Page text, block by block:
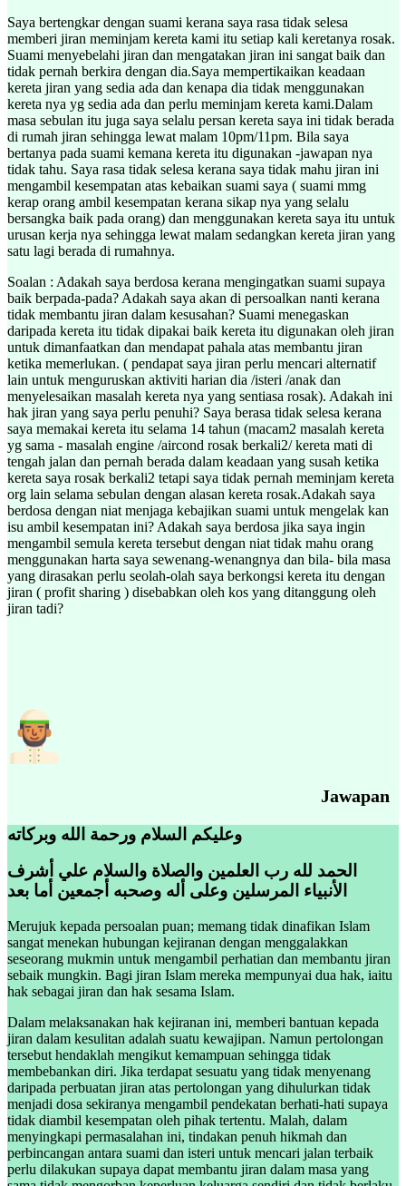
Saya bertengkar dengan suami kerana saya rasa tidak selesa
memberi jiran meminjam kereta kami itu setiap kali keretanya rosak.
Suami menyebelahi jiran dan mengatakan jiran ini sangat baik dan
tidak pernah berkira dengan dia.Saya mempertikaikan keadaan
kereta jiran yang sedia ada dan kenapa dia tidak menggunakan
kereta nya yg sedia ada dan perlu meminjam kereta kami.Dalam
masa sebulan itu juga saya selalu persan kereta saya ini tidak berada
di rumah jiran sehingga lewat malam 10pm/11pm. Bila saya
bertanya pada suami kemana kereta itu digunakan -jawapan nya
tidak tahu. Saya rasa tidak selesa kerana saya tidak mahu jiran ini
mengambil kesempatan atas kebaikan suami saya ( suami mmg
kerap orang ambil kesempatan kerana sikap nya yang selalu
bersangka baik pada orang) dan menggunakan kereta saya itu untuk
urusan kerja nya sehingga lewat malam sedangkan kereta jiran yang
satu lagi berada di rumahnya.
Soalan : Adakah saya berdosa kerana mengingatkan suami supaya
baik berpada-pada? Adakah saya akan di persoalkan nanti kerana
tidak membantu jiran dalam kesusahan? Suami menegaskan
daripada kereta itu tidak dipakai baik kereta itu digunakan oleh jiran
untuk dimanfaatkan dan mendapat pahala atas membantu jiran
ketika memerlukan. ( pendapat saya jiran perlu mencari alternatif
lain untuk menguruskan aktiviti harian dia /isteri /anak dan
menyelesaikan masalah kereta nya yang sentiasa rosak). Adakah ini
hak jiran yang saya perlu penuhi? Saya berasa tidak selesa kerana
saya memakai kereta itu selama 14 tahun (macam2 masalah kereta
yg sama - masalah engine /aircond rosak berkali2/ kereta mati di
tengah jalan dan pernah berada dalam keadaan yang susah ketika
kereta saya rosak berkali2 tetapi saya tidak pernah meminjam kereta
org lain selama sebulan dengan alasan kereta rosak.Adakah saya
berdosa dengan niat menjaga kebajikan suami untuk mengelak kan
isu ambil kesempatan ini? Adakah saya berdosa jika saya ingin
mengambil semula kereta tersebut dengan niat tidak mahu orang
menggunakan harta saya sewenang-wenangnya dan bila- bila masa
yang dirasakan perlu seolah-olah saya berkongsi kereta itu dengan
jiran ( profit sharing ) disebabkan oleh kos yang ditanggung oleh
jiran tadi?
Jawapan
وعليكم السلام ورحمة الله وبركاته
الحمد لله رب العلمين والصلاة والسلام علي أشرف
الأنبياء المرسلين وعلى أله وصحبه أجمعين أما بعد
Merujuk kepada persoalan puan; memang tidak dinafikan Islam
sangat menekan hubungan kejiranan dengan menggalakkan
seseorang mukmin untuk mengambil perhatian dan membantu jiran
sebaik mungkin. Bagi jiran Islam mereka mempunyai dua hak, iaitu
hak sebagai jiran dan hak sesama Islam.
Dalam melaksanakan hak kejiranan ini, memberi bantuan kepada
jiran dalam kesulitan adalah suatu kewajipan. Namun pertolongan
tersebut hendaklah mengikut kemampuan sehingga tidak
membebankan diri. Jika terdapat sesuatu yang tidak menyenang
daripada perbuatan jiran atas pertolongan yang dihulurkan tidak
menjadi dosa sekiranya mengambil pendekatan berhati-hati supaya
tidak diambil kesempatan oleh pihak tertentu. Malah, dalam
menyingkapi permasalahan ini, tindakan penuh hikmah dan
perbincangan antara suami dan isteri untuk mencari jalan terbaik
perlu dilakukan supaya dapat membantu jiran dalam masa yang